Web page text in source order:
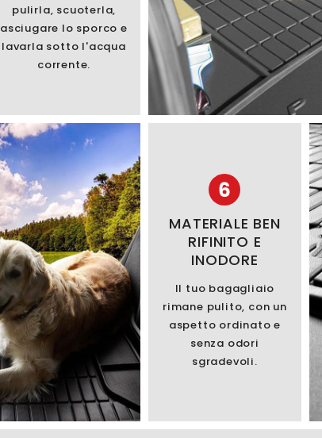
pulirla, scuoterla,
asciugare lo sporco e
lavarla sotto l'acqua
corrente.
6
MATERIALE BEN
RIFINITO E
INODORE
Il tuo bagagliaio
rimane pulito, con un
aspetto ordinato e
senza odori
sgradevoli.